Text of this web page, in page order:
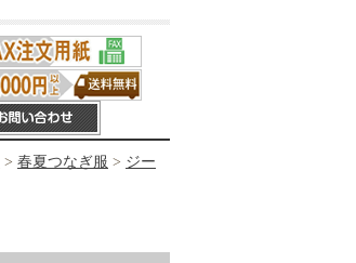
> 春夏つなぎ服 > ジー